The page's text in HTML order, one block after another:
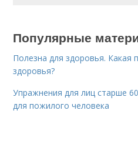
Популярные
Полезна для здоровья. Какая
здоровья?
Упражнения для лиц старше
для пожилого человека